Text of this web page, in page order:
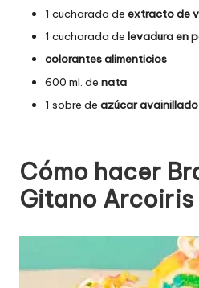
1 cucharada de extracto de
1 cucharada de levadura en
colorantes alimenticios
600 ml. de nata
1 sobre de azúcar avainillado
Cómo hacer
Gitano Arcoiris